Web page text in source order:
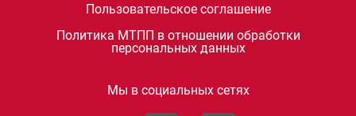
Пользовательское соглашение
Политика МТПП в отношении обработки
персональных данных
Мы в социальных сетях